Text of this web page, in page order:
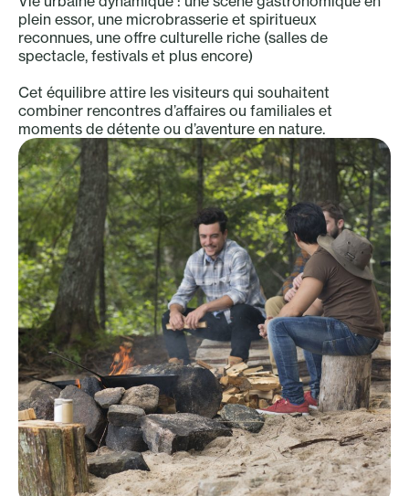
plein essor, une microbrasserie et spiritueux
reconnues, une offre culturelle riche (salles de
spectacle, festivals et plus encore)
Cet équilibre attire les visiteurs qui souhaitent
combiner rencontres d’affaires ou familiales et
moments de détente ou d’aventure en nature.